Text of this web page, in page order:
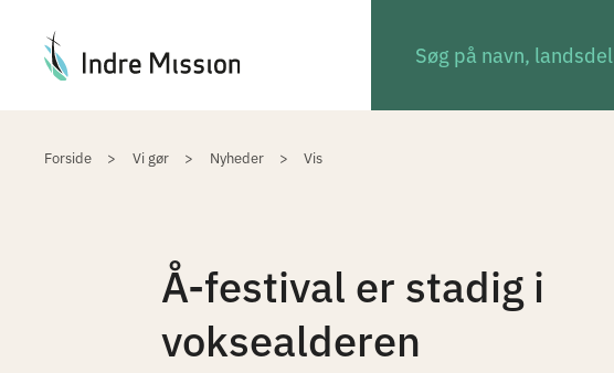
Forside Vi gør Nyheder Vis
Å-festival er stadig i
voksealderen